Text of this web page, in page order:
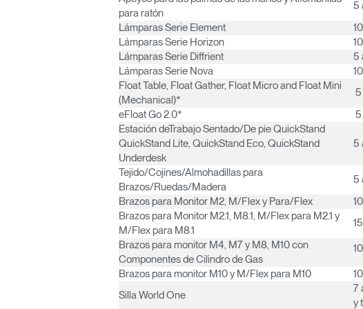
¿Ha olvidado su
Region
para ratón
5
Lámparas Serie Element
Lámparas Serie Horizon
Lámparas Serie Diffrient
5
Lámparas Serie Nova
Float Table, Float Gather, Float Micro and Float Mini
(Mechanical)*
5
eFloat Go 2.0*
5
Estación deTrabajo Sentado/De pie QuickStand
QuickStand Lite, QuickStand Eco, QuickStand
Underdesk
5
Tejido/Cojines/Almohadillas para
Brazos/Ruedas/Madera
5
Brazos para Monitor M2, M/Flex y Para/Flex
Brazos para Monitor M2.1, M8.1, M/Flex para M2.1 y
M/Flex para M8.1
Brazos para monitor M4, M7 y M8, M10 con
Componentes de Cilindro de Gas
Brazos para monitor M10 y M/Flex para M10
Silla World One
7
y